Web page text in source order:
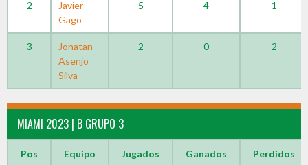
2
Javier
Gago
5 4 1
3
Jonatan
Asenjo
Silva
2 0 2
MIAMI 2023 | B GRUPO 3
Pos Equipo Jugados Ganados Perdidos